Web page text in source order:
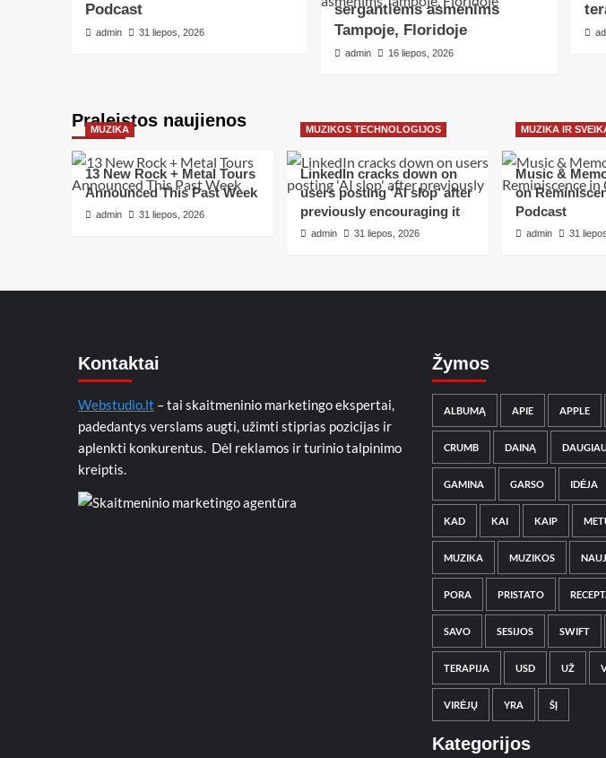
Podcast
admin 31 liepos, 2026
sergantiems asmenims
Tampoje, Floridoje
admin 16 liepos, 2026
Praleistos naujienos
MUZIKA
13 New Rock + Metal Tours
Announced This Past Week
admin 31 liepos, 2026
MUZIKOS TECHNOLOGIJOS
LinkedIn cracks down on
users posting ‘AI slop’ after
previously encouraging it
admin 31 liepos, 2026
MUZIKA IR
Music &
on
Podcast
admin 31
Kontaktai
Webstudio.lt – tai skaitmeninio marketingo ekspertai,
padedantys verslams augti, užimti stiprias pozicijas ir
aplenkti konkurentus. Dėl reklamos ir turinio talpinimo
kreiptis.
Žymos
ALBUMĄ APIE APPLE
CRUMB DAINĄ
GAMINA GARSO IDĖJA
KAD KAI KAIP
MUZIKA MUZIKOS
PORA PRISTATO
SAVO SESIJOS SWIFT
TERAPIJA USD UŽ
VIRĖJŲ YRA ŠĮ
Kategorijos